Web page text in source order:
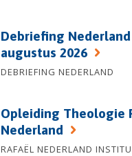
Debriefing Nederland
augustus 2026
DEBRIEFING NEDERLAND
Opleiding Theologie
Nederland
RAFAËL NEDERLAND